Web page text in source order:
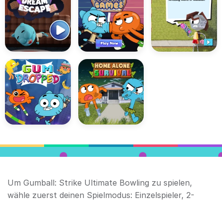
Um Gumball: Strike Ultimate Bowling zu spielen,
wähle zuerst deinen Spielmodus: Einzelspieler, 2-